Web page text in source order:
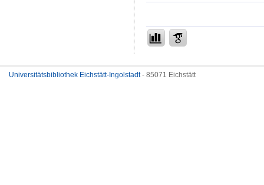
Universitätsbibliothek Eichstätt-Ingolstadt- 85071 Eichstätt